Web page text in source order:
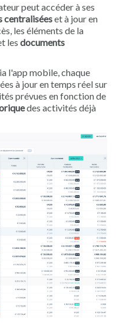
peut accéder à ses
centraliséeset à jour en
les éléments de la
les documents
l'app mobile, chaque
à jour en temps réel sur
prévues en fonction de
des activités déjà